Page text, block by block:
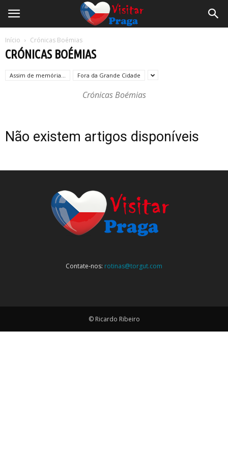
Início Crónicas Boémias
CRÓNICAS BOÉMIAS
Assim de memória... Fora da Grande Cidade
Crónicas Boémias
Não existem artigos disponíveis
Contate-nos: rotinas@torgut.com
© Ricardo Ribeiro